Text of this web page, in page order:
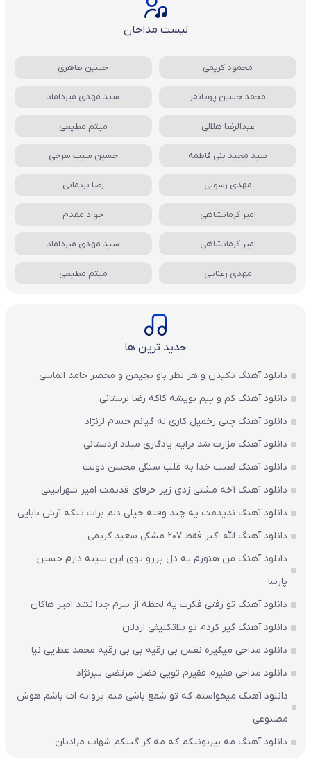
لیست مداحان
محمود کریمی حسین طاهری
محمد حسین پویانفر سید مهدی میرداماد
عبدالرضا هلالی میثم مطیعی
سید مجید بنی فاطمه حسین سیب سرخی
مهدی رسولی رضا نریمانی
امیر کرمانشاهی جواد مقدم
امیر کرمانشاهی سید مهدی میرداماد
مهدی رعنایی میثم مطیعی
جدید ترین ها
دانلود آهنگ تکیدن و هر نظر باو بچیمن و محضر حامد الماسی
دانلود آهنگ کم و پیم بویشه کاکه رضا لرستانی
دانلود آهنگ چنی زخمیل کاری له گیانم حسام لرنژاد
دانلود آهنگ مزارت شد برایم یادگاری میلاد اردستانی
دانلود آهنگ لعنت خدا به قلب سنگی محسن دولت
دانلود آهنگ آخه مشتی زدی زیر حرفای قدیمت امیر شهرایینی
دانلود آهنگ ندیدمت یه چند وقته خیلی دلم برات تنگه آرش بابایی
دانلود آهنگ الله اکبر فقط 207 مشکی سعید کریمی
دانلود آهنگ من هنوزم یه دل پررو توی این سینه دارم حسین
پارسا
دانلود آهنگ تو رفتی فکرت یه لحظه از سرم جدا نشد امیر هاکان
دانلود آهنگ گیر کردم تو بلاتکلیفی اردلان
دانلود مداحی میگیره نفس بی رقیه بی بی رقیه محمد عطایی نیا
دانلود مداحی فقیرم فقیرم تویی فضل مرتضی یبرنژاد
دانلود آهنگ میخواستم که تو شمع باشی منم پروانه ات باشم هوش
مصنوعی
دانلود آهنگ مه بیرنونیکم که مه کر گنیکم شهاب مرادیان